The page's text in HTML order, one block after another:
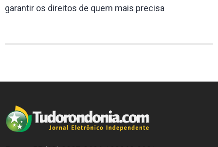
garantir os direitos de quem mais precisa